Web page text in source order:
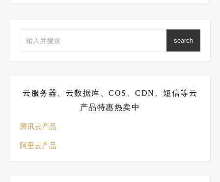
search
云服务器、云数据库、COS、CDN、短信等云
产品特惠热卖中
腾讯云产品
阿里云产品